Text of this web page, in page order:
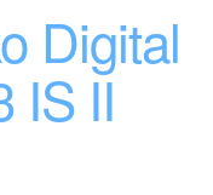
Digital
IS II